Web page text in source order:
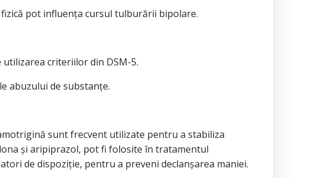
pot influența cursul tulburării bipolare.
utilizarea criteriilor din DSM-5.
abuzului de substanțe.
sunt frecvent utilizate pentru a stabiliza
și aripiprazol, pot fi folosite în tratamentul
de dispoziție, pentru a preveni declanșarea maniei.